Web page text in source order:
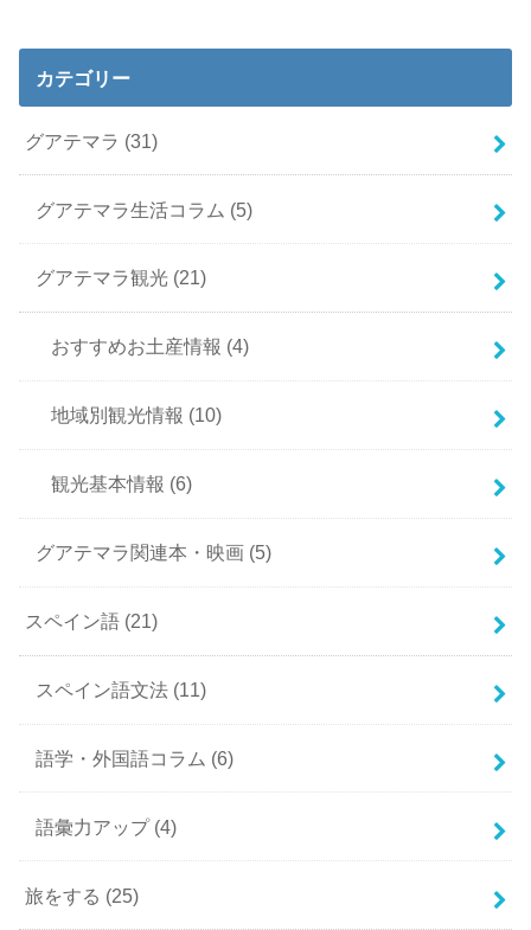
カテゴリー
グアテマラ (31)
グアテマラ生活コラム (5)
グアテマラ観光 (21)
おすすめお土産情報 (4)
地域別観光情報 (10)
観光基本情報 (6)
グアテマラ関連本・映画 (5)
スペイン語 (21)
スペイン語文法 (11)
語学・外国語コラム (6)
語彙力アップ (4)
旅をする (25)